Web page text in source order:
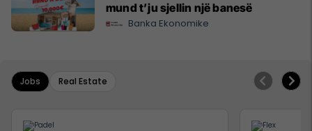
mund t’ju sjellin një banesë
Banka Ekonomike
Jobs Real Estate